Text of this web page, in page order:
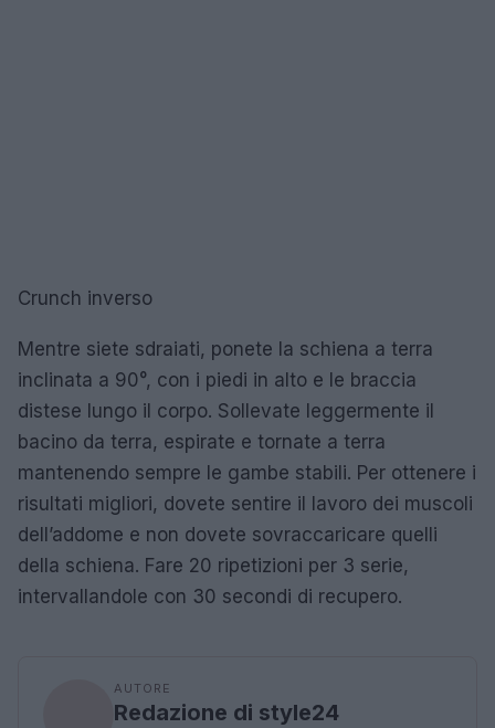
Crunch inverso
Mentre siete sdraiati, ponete la schiena a terra
inclinata a 90°, con i piedi in alto e le braccia
distese lungo il corpo. Sollevate leggermente il
bacino da terra, espirate e tornate a terra
mantenendo sempre le gambe stabili. Per ottenere i
risultati migliori, dovete sentire il lavoro dei muscoli
dell’addome e non dovete sovraccaricare quelli
della schiena. Fare 20 ripetizioni per 3 serie,
intervallandole con 30 secondi di recupero.
AUTORE
Redazione di style24